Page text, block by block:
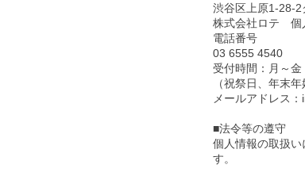
渋谷区上原1-28-2
株式会社ロテ 個
電話番号
03 6555 4540
受付時間：月～
（祝祭日、年末
メールアドレス
■法令等の遵守
個人情報の取扱
す。